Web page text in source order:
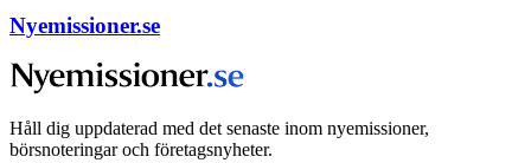
Nyemissioner.se
Håll dig uppdaterad med det senaste inom nyemissioner,
börsnoteringar och företagsnyheter.